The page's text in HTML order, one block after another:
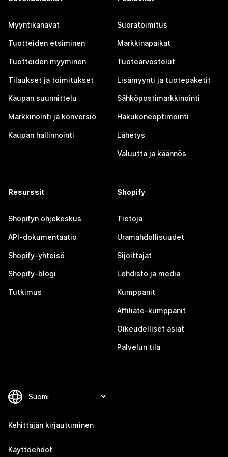
Myyntikanavat
Tuotteiden etsiminen
Tuotteiden myyminen
Tilaukset ja toimitukset
Kaupan suunnittelu
Markkinointi ja konversio
Kaupan hallinnointi
Suoratoimitus
Markkinapaikat
Tuotearvostelut
Lisämyynti ja tuotepaketit
Sähköpostimarkkinointi
Hakukoneoptimointi
Lähetys
Valuutta ja käännös
Resurssit
Shopifyn ohjekeskus
API-dokumentaatio
Shopify-yhteisö
Shopify-blogi
Tutkimus
Shopify
Tietoja
Uramahdollisuudet
Sijoittajat
Lehdistö ja media
Kumppanit
Affiliate-kumppanit
Oikeudelliset asiat
Palvelun tila
Kehittäjän kirjautuminen
Käyttöehdot